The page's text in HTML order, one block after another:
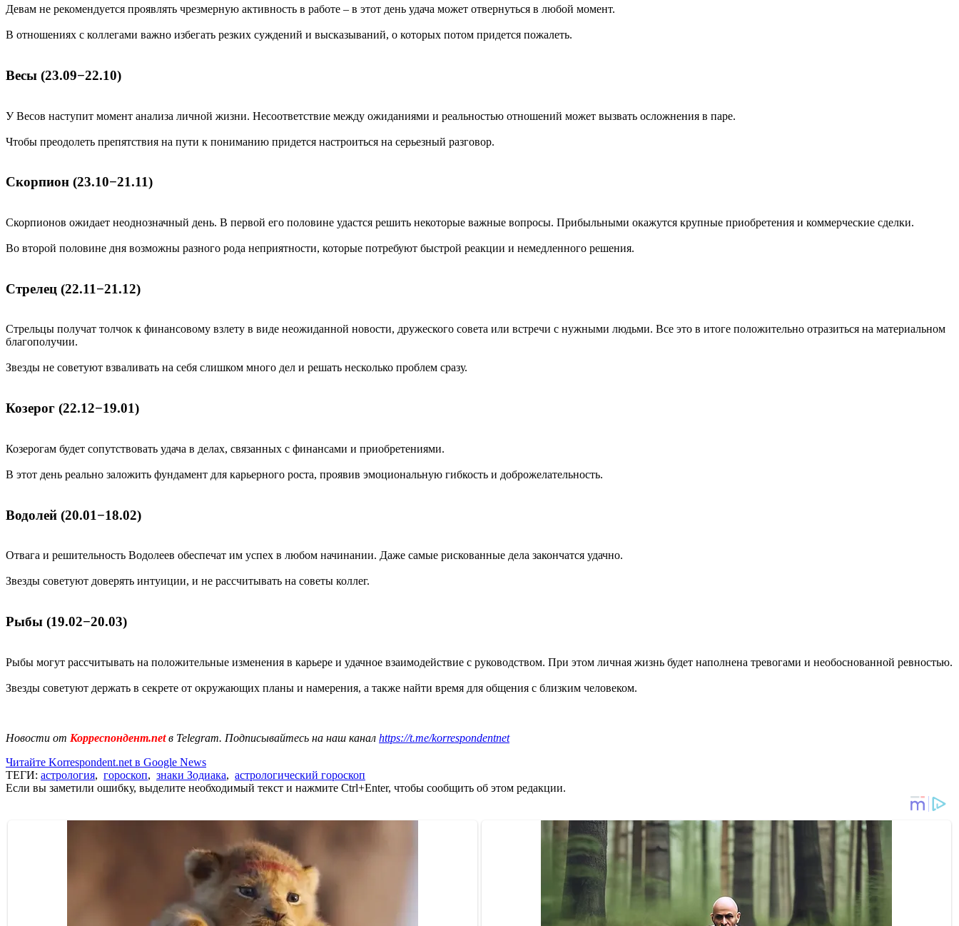
Девам не рекомендуется проявлять чрезмерную активность в работе – в этот день удача может отвернуться в любой момент.
В отношениях с коллегами важно избегать резких суждений и высказываний, о которых потом придется пожалеть.
Весы (23.09−22.10)
У Весов наступит момент анализа личной жизни. Несоответствие между ожиданиями и реальностью отношений может вызвать осложнения в паре.
Чтобы преодолеть препятствия на пути к пониманию придется настроиться на серьезный разговор.
Скорпион (23.10−21.11)
Скорпионов ожидает неоднозначный день. В первой его половине удастся решить некоторые важные вопросы. Прибыльными окажутся крупные приобретения и коммерческие сделки.
Во второй половине дня возможны разного рода неприятности, которые потребуют быстрой реакции и немедленного решения.
Стрелец (22.11−21.12)
Стрельцы получат толчок к финансовому взлету в виде неожиданной новости, дружеского совета или встречи с нужными людьми. Все это в итоге положительно отразиться на материальном
благополучии.
Звезды не советуют взваливать на себя слишком много дел и решать несколько проблем сразу.
Козерог (22.12−19.01)
Козерогам будет сопутствовать удача в делах, связанных с финансами и приобретениями.
В этот день реально заложить фундамент для карьерного роста, проявив эмоциональную гибкость и доброжелательность.
Водолей (20.01−18.02)
Отвага и решительность Водолеев обеспечат им успех в любом начинании. Даже самые рискованные дела закончатся удачно.
Звезды советуют доверять интуиции, и не рассчитывать на советы коллег.
Рыбы (19.02−20.03)
Рыбы могут рассчитывать на положительные изменения в карьере и удачное взаимодействие с руководством. При этом личная жизнь будет наполнена тревогами и необоснованной ревностью.
Звезды советуют держать в секрете от окружающих планы и намерения, а также найти время для общения с близким человеком.
Новости от Корреспондент.netв Telegram. Подписывайтесь на наш канал https://t.me/korrespondentnet
Читайте Korrespondent.net в Google News
ТЕГИ: астрология, гороскоп, знаки Зодиака, астрологический гороскоп
Если вы заметили ошибку, выделите необходимый текст и нажмите Ctrl+Enter, чтобы сообщить об этом редакции.